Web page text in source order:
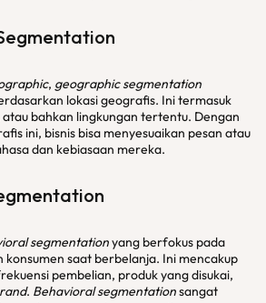
, geographic segmentation
lokasi geografis. Ini termasuk
bahkan lingkungan tertentu. Dengan
ini, bisnis bisa menyesuaikan pesan atau
dan kebiasaan mereka.
segmentationyang berfokus pada
konsumen saat berbelanja. Ini mencakup
pembelian, produk yang disukai,
. Behavioral segmentationsangat